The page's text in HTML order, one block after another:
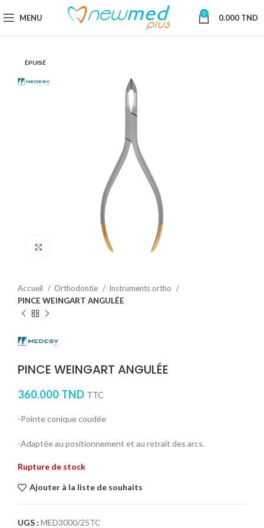
MENU 0 0.000 TND
ÉPUISÉ
Cliquez pour agrandir
Accueil Orthodontie
Instruments ortho
PINCE WEINGART ANGULÉE
PINCE WEINGART ANGULÉE
360.000 TND TTC
-Pointe conique coudée
-Adaptée au positionnement et au retrait des arcs.
Rupture de stock
Ajouter à la liste de souhaits
UGS : MED3000/25TC